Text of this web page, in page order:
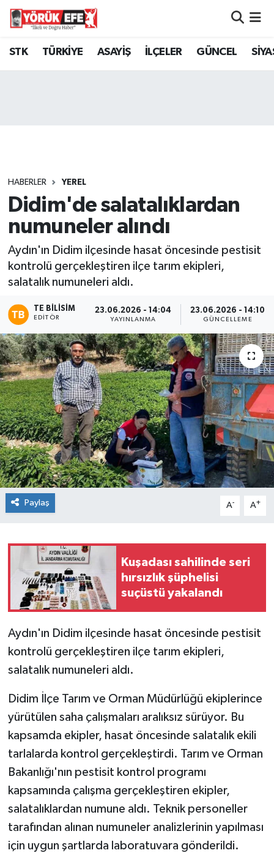
STK TÜRKİYE ASAYİŞ İLÇELER GÜNCEL
HABERLER YEREL
Didim'de salatalıklardan
numuneler alındı
Aydın'ın Didim ilçesinde hasat öncesinde pestisit
kontrolü gerçekleştiren ilçe tarım ekipleri,
salatalık numuneleri aldı.
TE BILISIM
EDITÖR
23.06.2026 - 14:04
YAYINLANMA
23.06.2026 - 14:10
GÜNCELLEME
Paylaş A- A+
Kuşadası sahilinde seri
hırsızlık şüphelisi
suçüstü yakalandı
Aydın'ın Didim ilçesinde hasat öncesinde pestisit
kontrolü gerçekleştiren ilçe tarım ekipleri,
salatalık numuneleri aldı.
Didim İlçe Tarım ve Orman Müdürlüğü ekiplerince
yürütülen saha çalışmaları aralıksız sürüyor. Bu
kapsamda ekipler, hasat öncesinde salatalık ekili
tarlalarda kontrol gerçekleştirdi. Tarım ve Orman
Bakanlığı'nın pestisit kontrol programı
kapsamında çalışma gerçekleştiren ekipler,
salatalıklardan numune aldı. Teknik personeller
tarafından alınan numuneler analizlerinin yapılması
için uygun şartlarda laboratuvara gönderildi.
Aydın Nöbetçi Eczaneler
Tüm Manşetler
Son Dakika Haberleri
Haber Arşivi